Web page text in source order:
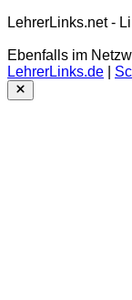
LehrerLinks.net -
Ebenfalls im
LehrerLinks.de
Close